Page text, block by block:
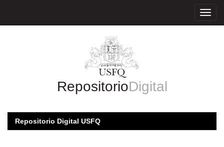
RepositorioDigital
Repositorio Digital USFQ